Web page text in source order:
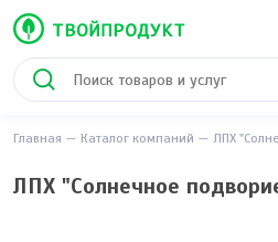
Главная Каталог компаний ЛПХ
ЛПХ "Солнечное